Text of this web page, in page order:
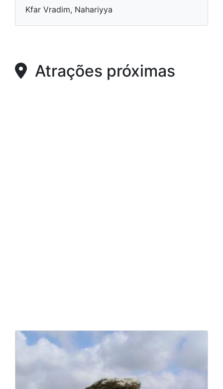
Kfar Vradim, Nahariyya
Atrações próximas